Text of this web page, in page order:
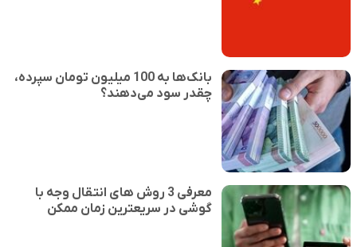
بانک‌ها به 100 میلیون تومان سپرده،
چقدر سود می‌دهند؟
معرفی 3 روش های انتقال وجه با
گوشی در سریعترین زمان ممکن